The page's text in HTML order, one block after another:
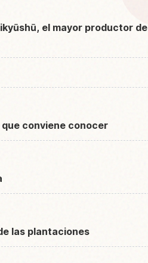
el mayor productor de
conviene conocer
las plantaciones